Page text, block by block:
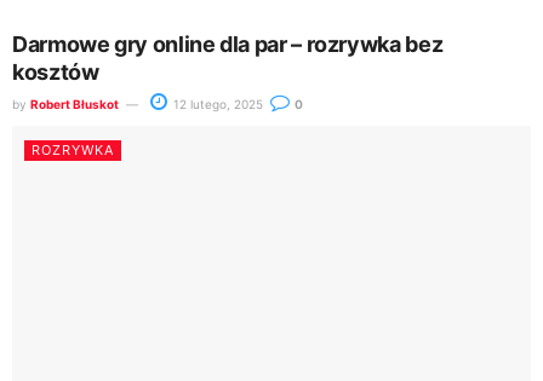
Darmowe gry online dla par – rozrywka bez
kosztów
by Robert Błuskot 12 lutego, 2025 0
ROZRYWKA